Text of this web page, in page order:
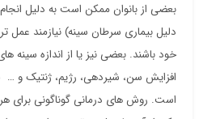
بعضی از بانوان ممکن است به دلیل
دلیل بیماری سرطان سینه) نیازمند عمل
خود باشند. بعضی نیز یا از اندازه سینه
افزایش سن، شیردهی، رژیم، ژنتیک و …
است. روش های درمانی گوناگونی برای